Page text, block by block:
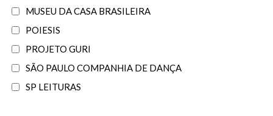
MUSEU DA CASA BRASILEIRA
POIESIS
PROJETO GURI
SÃO PAULO COMPANHIA DE DANÇA
SP LEITURAS